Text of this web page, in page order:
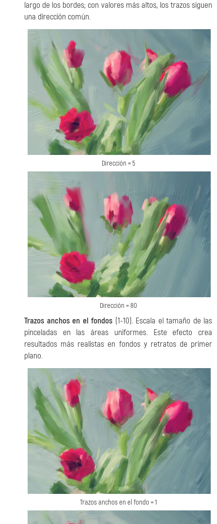
largo de los bordes; con valores más altos, los trazos siguen
una dirección común.
Dirección = 5
Dirección = 80
Trazos anchos en el fondos (1-10). Escala el tamaño de las
pinceladas en las áreas uniformes. Este efecto crea
resultados más realistas en fondos y retratos de primer
plano.
Trazos anchos en el fondo = 1